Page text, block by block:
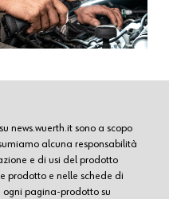
news.wuerth.it sono a scopo
alcuna responsabilità
e di usi del prodotto
prodotto e nelle schede di
pagina-prodotto su